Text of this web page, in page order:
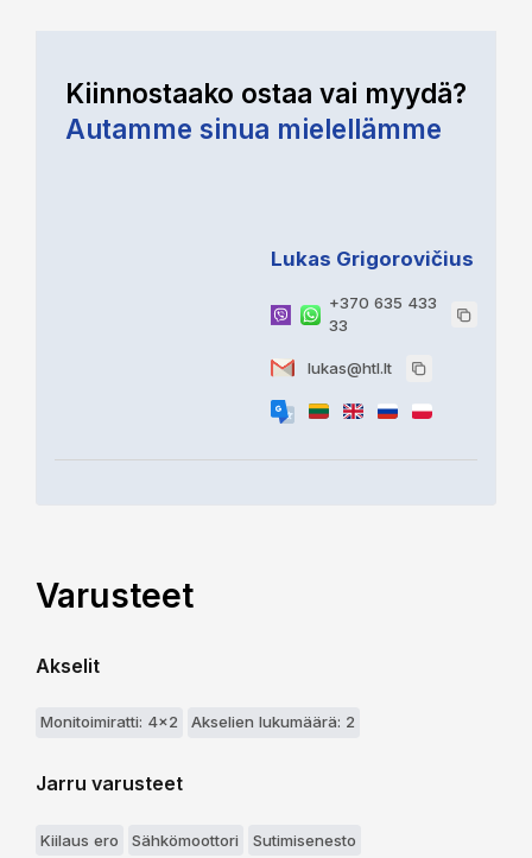
Kiinnostaako ostaa vai myydä?
Autamme sinua mielellämme
Lukas Grigorovičius
+370 635 433
33
lukas@htl.lt
Varusteet
Akselit
Monitoimiratti: 4x2 Akselien lukumäärä: 2
Jarru varusteet
Kiilaus ero Sähkömoottori
Sutimisenesto